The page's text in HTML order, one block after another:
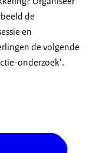
de
en
de volgende
onderzoek’.